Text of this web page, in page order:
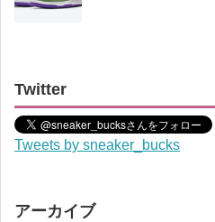
Twitter
Tweets by sneaker_bucks
アーカイブ